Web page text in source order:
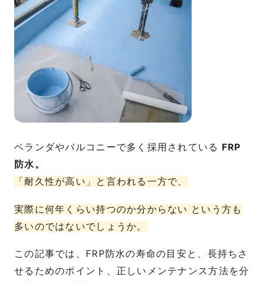
ベランダやバルコニーで多く採用されている FRP
防水。
「耐久性が高い」と言われる一方で、
実際に何年くらい持つのか分からない という方も
多いのではないでしょうか。
この記事では、FRP防水の寿命の目安と、長持ちさ
せるためのポイント、正しいメンテナンス方法を分